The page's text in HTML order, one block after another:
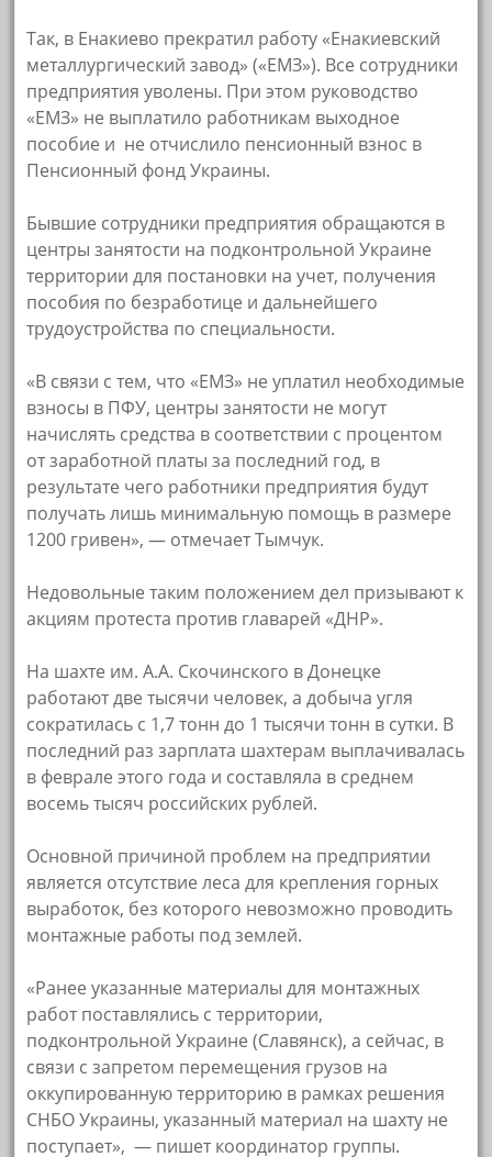
Так, в Енакиево прекратил работу «Енакиевский
металлургический завод» («ЕМЗ»). Все сотрудники
предприятия уволены. При этом руководство
«ЕМЗ» не выплатило работникам выходное
пособие и не отчислило пенсионный взнос в
Пенсионный фонд Украины.
Бывшие сотрудники предприятия обращаются в
центры занятости на подконтрольной Украине
территории для постановки на учет, получения
пособия по безработице и дальнейшего
трудоустройства по специальности.
«В связи с тем, что «ЕМЗ» не уплатил необходимые
взносы в ПФУ, центры занятости не могут
начислять средства в соответствии с процентом
от заработной платы за последний год, в
результате чего работники предприятия будут
получать лишь минимальную помощь в размере
1200 гривен», — отмечает Тымчук.
Недовольные таким положением дел призывают к
акциям протеста против главарей «ДНР».
На шахте им. А.А. Скочинского в Донецке
работают две тысячи человек, а добыча угля
сократилась с 1,7 тонн до 1 тысячи тонн в сутки. В
последний раз зарплата шахтерам выплачивалась
в феврале этого года и составляла в среднем
восемь тысяч российских рублей.
Основной причиной проблем на предприятии
является отсутствие леса для крепления горных
выработок, без которого невозможно проводить
монтажные работы под землей.
«Ранее указанные материалы для монтажных
работ поставлялись с территории,
подконтрольной Украине (Славянск), а сейчас, в
связи с запретом перемещения грузов на
оккупированную территорию в рамках решения
СНБО Украины, указанный материал на шахту не
поступает», — пишет координатор группы.